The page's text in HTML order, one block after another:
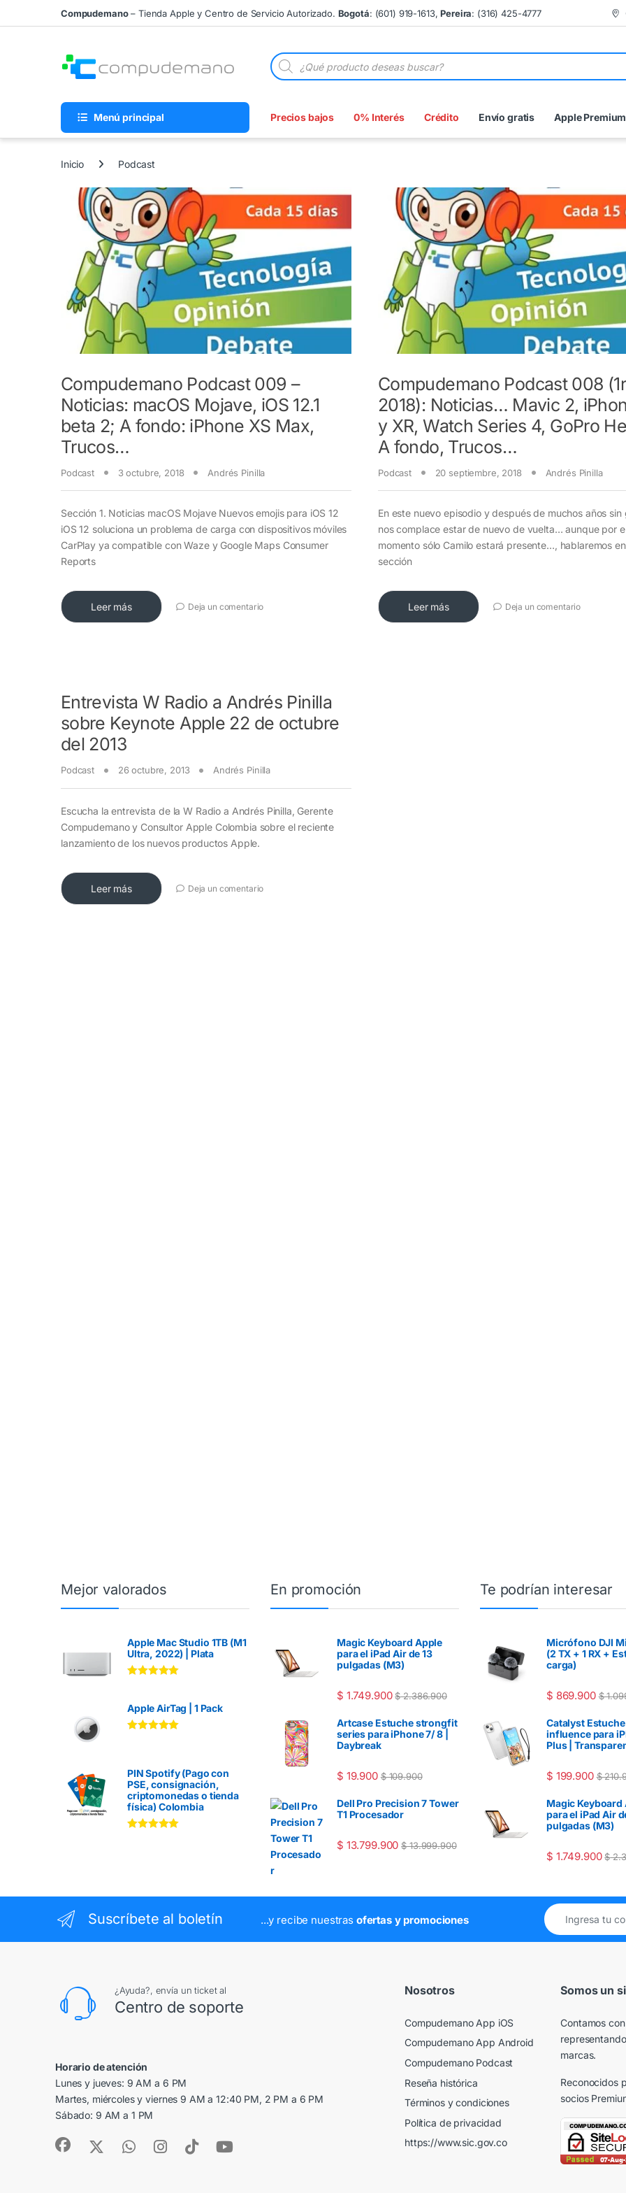
Skip to navigation
Skip to contentCompudemano– Tienda Apple y Centro de Servicio Autorizado. Bogotá: (601) 919-1613,Pereira: (316) 425-4777
Búsqueda de productos
Menú principal Precios bajos 0% Interés Crédito Envío gratis Apple Premium
Inicio Podcast
Compudemano Podcast 009 –
Noticias: macOS Mojave, iOS 12.1
beta 2; A fondo: iPhone XS Max,
Trucos…
Podcast 3 octubre, 2018 Andrés Pinilla
Sección 1. Noticias macOS Mojave Nuevos emojis para iOS 12
iOS 12 soluciona un problema de carga con dispositivos móviles
CarPlay ya compatible con Waze y Google Maps Consumer
Reports
Leer más Deja un comentario
Compudemano Podcast 008
2018): Noticias… Mavic 2,
y XR, Watch Series 4, GoPro
A fondo, Trucos…
Podcast 20 septiembre, 2018 Andrés Pinilla
En este nuevo episodio y después de muchos años sin
nos complace estar de nuevo de vuelta… aunque por
momento sólo Camilo estará presente…, hablaremos
sección
Leer más Deja un comentario
Entrevista W Radio a Andrés Pinilla
sobre Keynote Apple 22 de octubre
del 2013
Podcast 26 octubre, 2013 Andrés Pinilla
Escucha la entrevista de la W Radio a Andrés Pinilla, Gerente
Compudemano y Consultor Apple Colombia sobre el reciente
lanzamiento de los nuevos productos Apple.
Leer más Deja un comentario
Mejor valorados
Apple Mac Studio 1TB (M1
Ultra, 2022) | Plata
Apple AirTag | 1 Pack
PIN Spotify (Pago con
PSE, consignación,
criptomonedas o tienda
física) Colombia
En promoción
Magic Keyboard Apple
para el iPad Air de 13
pulgadas (M3)
$ 1.749.900 $2.386.900
Artcase Estuche strongfit
series para iPhone 7/ 8 |
Daybreak
$ 19.900 $109.900
Dell Pro Precision 7 Tower
T1 Procesador
$ 13.799.900 $13.999.900
Te podrían interesar
Micrófono DJI
(2 TX + 1 RX +
carga)
$ 869.900 $
Catalyst Estuche
influence para
Plus |
$ 199.900 $
Magic Keyboard
para el iPad Air
pulgadas (M3)
$ 1.749.900 $
Suscríbete al boletín ...y recibe nuestras ofertas y promociones
¿Ayuda?, envía un ticket al
Centro de soporte
Horario de atención
Lunes y jueves: 9 AM a 6 PM
Martes, miércoles y viernes 9 AM a 12:40 PM, 2 PM a 6 PM
Sábado: 9 AM a 1 PM
Nosotros
Compudemano App iOS
Compudemano App Android
Compudemano Podcast
Reseña histórica
Términos y condiciones
Política de privacidad
https://www.sic.gov.co
Somos un
Contamos
marcas.
Reconocidos
socios